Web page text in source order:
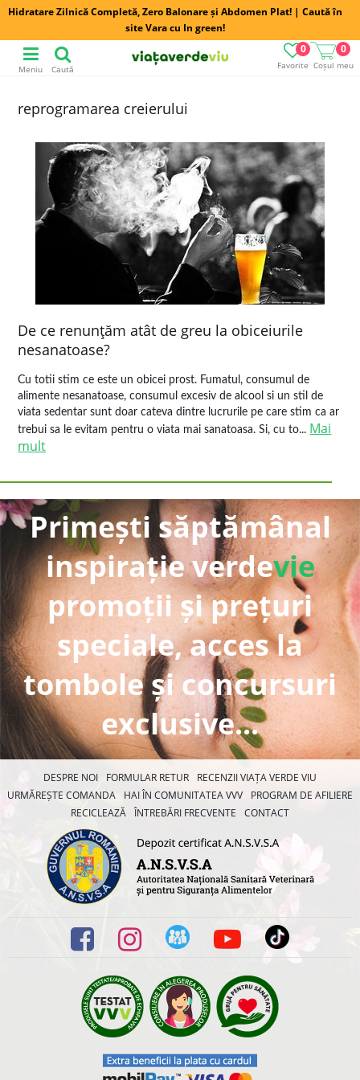
Hidratare Zilnică Completă, Zero Balonare și Abdomen Plat! | Caută în
site Vara cu In green!
Favorite
0
Coșul meu
0
Meniu Caută
reprogramarea creierului
De ce renunţăm atât de greu la obiceiurile
nesanatoase?
Cu totii stim ce este un obicei prost. Fumatul, consumul de
alimente nesanatoase, consumul excesiv de alcool si un stil de
viata sedentar sunt doar cateva dintre lucrurile pe care stim ca ar
trebui sa le evitam pentru o viata mai sanatoasa. Si, cu to... Mai
mult
Primești săptămânal
inspirație verdevie
promoții și prețuri
speciale, acces la
tombole și concursuri
exclusive...
DESPRE NOI FORMULAR RETUR
RECENZII VIAȚA VERDE VIU
URMĂREȘTE COMANDA
HAI ÎN COMUNITATEA VVV
PROGRAM DE AFILIERE
RECICLEAZĂ ÎNTREBĂRI FRECVENTE CONTACT